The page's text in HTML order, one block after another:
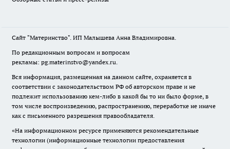
Сайт "Материнство". ИП Малышева Анна Владимировна.
По редакционным вопросам и вопросам
рекламы: pg.materinstvo@yandex.ru.
Вся информация, размещенная на данном сайте, охраняется в
соответствии с законодательством РФ об авторском праве и не
подлежит использованию кем-либо в какой бы то ни было форме, в
том числе воспроизведению, распространению, переработке не иначе
как с письменного разрешения правообладателя.
«На информационном ресурсе применяются рекомендательные
технологии (информационные технологии предоставления